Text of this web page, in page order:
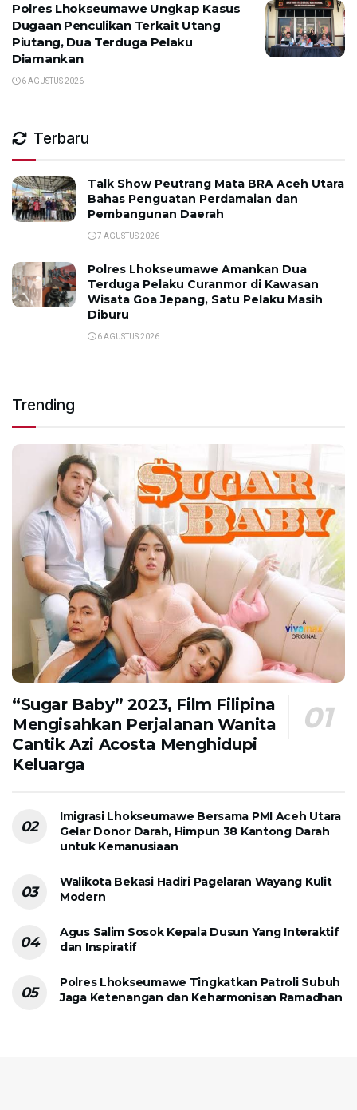
Polres Lhokseumawe Ungkap Kasus
Dugaan Penculikan Terkait Utang
Piutang, Dua Terduga Pelaku
Diamankan
6 AGUSTUS 2026
Terbaru
Talk Show Peutrang Mata BRA Aceh Utara
Bahas Penguatan Perdamaian dan
Pembangunan Daerah
7 AGUSTUS 2026
Polres Lhokseumawe Amankan Dua
Terduga Pelaku Curanmor di Kawasan
Wisata Goa Jepang, Satu Pelaku Masih
Diburu
6 AGUSTUS 2026
Trending
“Sugar Baby” 2023, Film Filipina
Mengisahkan Perjalanan Wanita
Cantik Azi Acosta Menghidupi
Keluarga
Imigrasi Lhokseumawe Bersama PMI Aceh Utara
Gelar Donor Darah, Himpun 38 Kantong Darah
untuk Kemanusiaan
Walikota Bekasi Hadiri Pagelaran Wayang Kulit
Modern
Agus Salim Sosok Kepala Dusun Yang Interaktif
dan Inspiratif
Polres Lhokseumawe Tingkatkan Patroli Subuh
Jaga Ketenangan dan Keharmonisan Ramadhan